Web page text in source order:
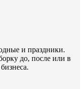
и праздники.
до, после или в